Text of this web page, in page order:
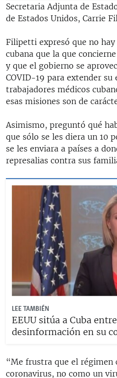
Secretaria Adjunta de
de Estados Unidos, Carrie
Filipetti expresó que no
cubana que la que
y que el gobierno se
COVID-19 para extender su
trabajadores médicos
esas misiones son de
Asimismo, preguntó qué
que sólo se les diera un 10
se les enviara a países a
represalias contra sus
LEE TAMBIÉN
EEUU sitúa a Cuba
desinformación en su
“Me frustra que el régimen
coronavirus, no como un